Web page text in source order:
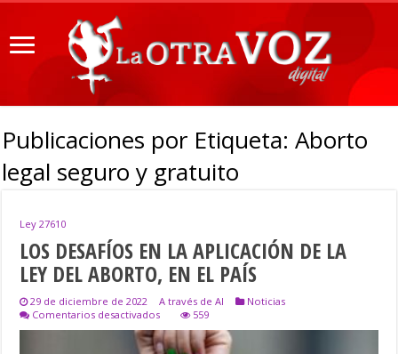
Publicaciones por Etiqueta:Aborto
legal seguro y gratuito
Ley 27610
LOS DESAFÍOS EN LA APLICACIÓN DE LA
LEY DEL ABORTO, EN EL PAÍS
29 de diciembre de 2022 A través de AI
Noticias
Comentarios desactivadosen
LOS
DESAFÍOS
559